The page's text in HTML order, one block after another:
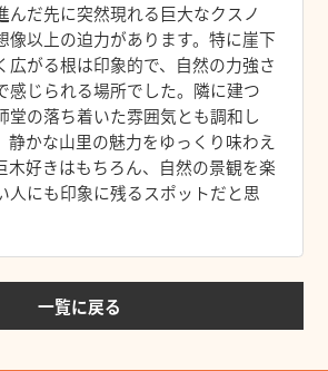
んだ先に突然現れる巨大なクスノ
像以上の迫力があります。特に崖下
広がる根は印象的で、自然の力強さ
感じられる場所でした。隣に建つ
堂の落ち着いた雰囲気とも調和し
静かな山里の魅力をゆっくり味わえ
木好きはもちろん、自然の景観を楽
人にも印象に残るスポットだと思
一覧に戻る